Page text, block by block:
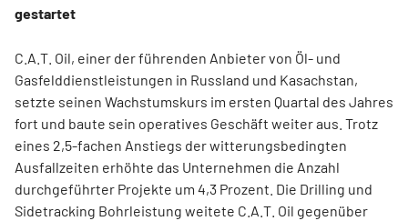
gestartet
C.A.T. Oil, einer der führenden Anbieter von Öl- und
Gasfelddienstleistungen in Russland und Kasachstan,
setzte seinen Wachstumskurs im ersten Quartal des Jahres
fort und baute sein operatives Geschäft weiter aus. Trotz
eines 2,5-fachen Anstiegs der witterungsbedingten
Ausfallzeiten erhöhte das Unternehmen die Anzahl
durchgeführter Projekte um 4,3 Prozent. Die Drilling und
Sidetracking Bohrleistung weitete C.A.T. Oil gegenüber